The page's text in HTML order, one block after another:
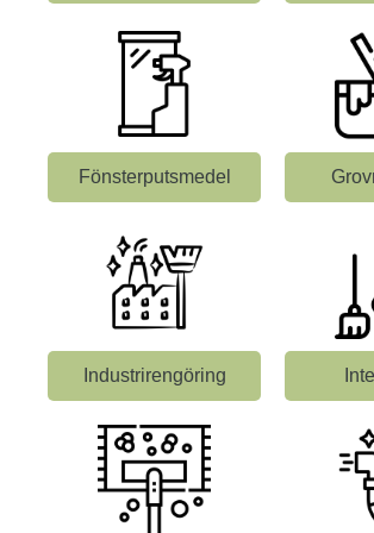
Fönsterputsmedel
Industrirengöring